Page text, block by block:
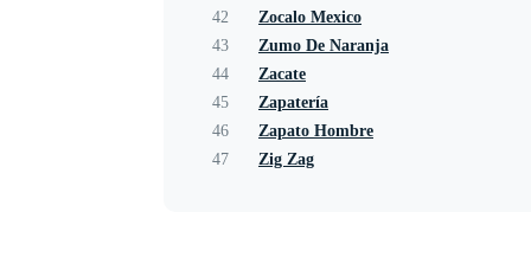
42
Zocalo Mexico
43
Zumo De Naranja
44
Zacate
45
Zapatería
46
Zapato Hombre
47
Zig Zag